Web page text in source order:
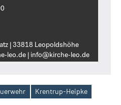
| 33818 Leopoldshöhe
| info@kirche‑leo.de
Krentrup-Heipke